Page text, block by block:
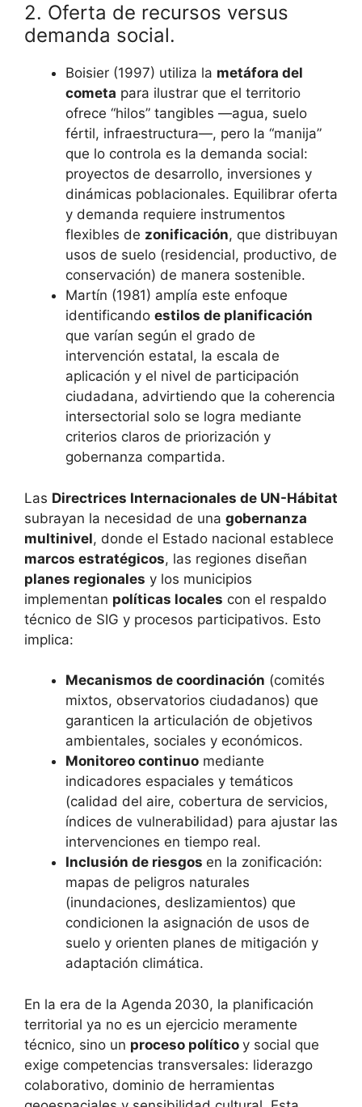
2. Oferta de recursos versus
demanda social.
Boisier (1997) utiliza la metáfora del
cometa para ilustrar que el territorio
ofrece “hilos” tangibles —agua, suelo
fértil, infraestructura—, pero la “manija”
que lo controla es la demanda social:
proyectos de desarrollo, inversiones y
dinámicas poblacionales. Equilibrar oferta
y demanda requiere instrumentos
flexibles de zonificación, que distribuyan
usos de suelo (residencial, productivo, de
conservación) de manera sostenible.
Martín (1981) amplía este enfoque
identificando estilos de planificación
que varían según el grado de
intervención estatal, la escala de
aplicación y el nivel de participación
ciudadana, advirtiendo que la coherencia
intersectorial solo se logra mediante
criterios claros de priorización y
gobernanza compartida.
Las Directrices Internacionales de UN-Hábitat
subrayan la necesidad de una gobernanza
multinivel, donde el Estado nacional establece
marcos estratégicos, las regiones diseñan
planes regionales y los municipios
implementan políticas locales con el respaldo
técnico de SIG y procesos participativos. Esto
implica:
Mecanismos de coordinación (comités
mixtos, observatorios ciudadanos) que
garanticen la articulación de objetivos
ambientales, sociales y económicos.
Monitoreo continuo mediante
indicadores espaciales y temáticos
(calidad del aire, cobertura de servicios,
índices de vulnerabilidad) para ajustar las
intervenciones en tiempo real.
Inclusión de riesgos en la zonificación:
mapas de peligros naturales
(inundaciones, deslizamientos) que
condicionen la asignación de usos de
suelo y orienten planes de mitigación y
adaptación climática.
En la era de la Agenda 2030, la planificación
territorial ya no es un ejercicio meramente
técnico, sino un proceso político y social que
exige competencias transversales: liderazgo
colaborativo, dominio de herramientas